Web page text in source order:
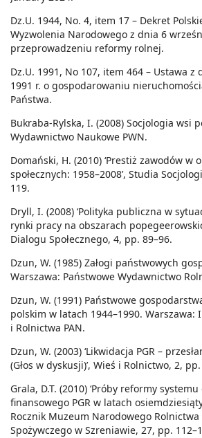
Dz.U. 1944, No. 4, item 17 – Dekret
Wyzwolenia Narodowego z dnia 6
przeprowadzeniu reformy rolnej.
Dz.U. 1991, No 107, item 464 – Ustawa
1991 r. o gospodarowaniu
Państwa.
Bukraba-Rylska, I. (2008) Socjologia wsi
Wydawnictwo Naukowe PWN.
Domański, H. (2010) ‘Prestiż zawodów w
społecznych: 1958–2008’, Studia
119.
Dryll, I. (2008) ‘Polityka publiczna w
rynki pracy na obszarach
Dialogu Społecznego, 4, pp. 89–96.
Dzun, W. (1985) Załogi państwowych
Warszawa: Państwowe Wydawnictwo
Dzun, W. (1991) Państwowe
polskim w latach 1944–1990. Warszawa:
i Rolnictwa PAN.
Dzun, W. (2003) ‘Likwidacja PGR –
(Głos w dyskusji)’, Wieś i Rolnictwo, 2,
Grala, D.T. (2010) ‘Próby reformy
finansowego PGR w latach
Rocznik Muzeum Narodowego Rolnictwa
Spożywczego w Szreniawie, 27, pp.